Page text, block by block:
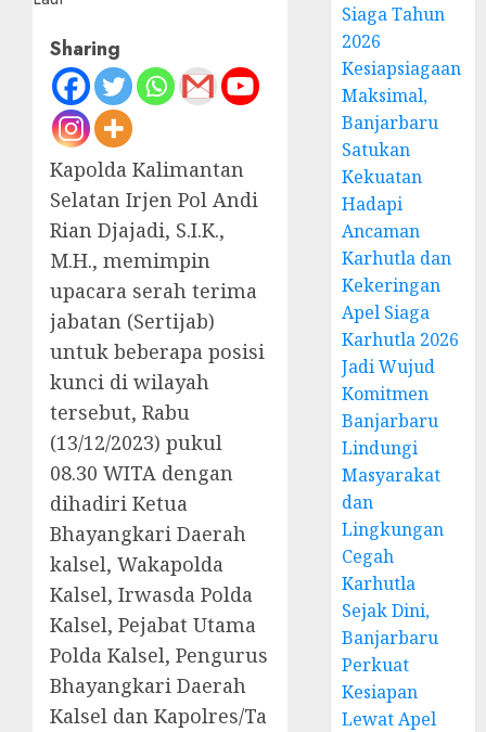
Sharing
Kapolda Kalimantan
Selatan Irjen Pol Andi
Rian Djajadi, S.I.K.,
M.H., memimpin
upacara serah terima
jabatan (Sertijab)
untuk beberapa posisi
kunci di wilayah
tersebut, Rabu
(13/12/2023) pukul
08.30 WITA dengan
dihadiri Ketua
Bhayangkari Daerah
kalsel, Wakapolda
Kalsel, Irwasda Polda
Kalsel, Pejabat Utama
Polda Kalsel, Pengurus
Bhayangkari Daerah
Kalsel dan Kapolres/Ta
Siaga Tahun
2026
Kesiapsiagaan
Maksimal,
Banjarbaru
Satukan
Kekuatan
Hadapi
Ancaman
Karhutla dan
Kekeringan
Apel Siaga
Karhutla 2026
Jadi Wujud
Komitmen
Banjarbaru
Lindungi
Masyarakat
dan
Lingkungan
Cegah
Karhutla
Sejak Dini,
Banjarbaru
Perkuat
Kesiapan
Lewat Apel